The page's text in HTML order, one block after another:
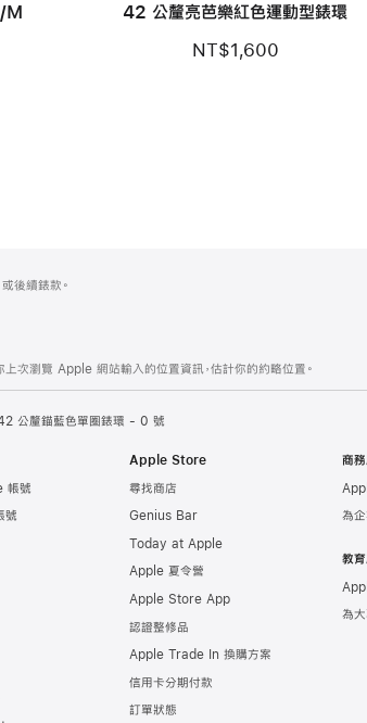
M 42 公釐亮芭樂紅色運動型錶環
NT$1,600
續錶款。
次瀏覽 Apple 網站輸入的位置資訊，估計你的約略位置。
公釐錨藍色單圈錶環 - 0 號
帳號
號
Apple Store
尋找商店
Genius Bar
Today at Apple
Apple 夏令營
Apple Store App
認證整修品
Apple Trade In 換購方案
信用卡分期付款
訂單狀態
商務
為
教育
為